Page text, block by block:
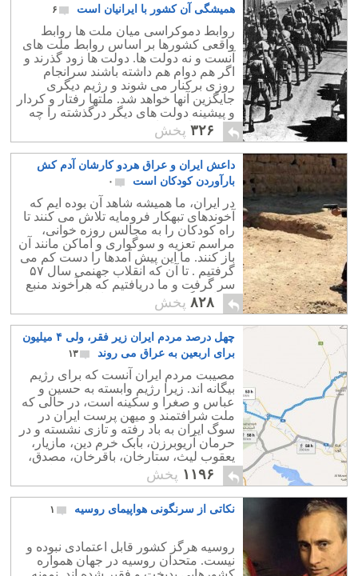
همیشگی آن کشور با ایرانیان است
۶
روابط دموکراسی میان ملت ها روابط
واقعی کشورها بر اساس روابط ملت های
آنست و نه دولت ها. دولت ها زود گذرند و
اگر هم دوام هم داشته باشند سرانجام
روزی برکنار می شوند و رژیم دیگری
جایگزین آنها خواهد شد. ملتها رفتار و کردار
و پیشینه دولت های دیگر درگذشته را چه
خوب و یا بد فراموش نمی کنند.
۳۲۶ پخش
داعش ایران و عراق هردو کارشان آدم کش
بارآوردن کودکان است
۰
در ایران، ما همیشه شاهد آن بوده ایم که
آخوندهای تبهکار فرومایه تلاش می کنند تا
راه کودکان را به مجالس روزه خوانی،
مراسم تعزیه و سوگواری و اماکن مانند آن
باز کنند. ما این پیش آمدها را دست کم می
گرفتیم . تا آن که انقلاب جهنمی سال ۵۷
سر گرفت و ما دریافتیم که هرآخوند منبع
فساد و گمراه کردن کودکان است.
۸۲۸ پخش
چهل درصد مردم ایران زیر فقر، ولی ۴ میلیون
برای اربعین به عراق می روند
۱۳
مصیبت مردم ایران آنست که برای رژیم
بیگانه اند. زیرا رژیم وابسته به حسین و
عباس و صغرا و سکینه است، در حالی که
ملت شرافتمند و میهن پرست ایران در
سوگ ایران به باد رفته و تازی نشسته و در
حرمان آریوبرزن، بابک خرم دین، مازیار،
یعقوب لیث، ستارخان، باقرخان، مصدق،
رضاشاه و بختیار زانو به غم نشسته است.
۱۱۹۶ پخش
نکاتی از سرنگونی هواپیمای روسیه ۱
روسیه هرگز کشور قابل اعتمادی نبوده و
نیست. متحدان روسیه در جهان همواره